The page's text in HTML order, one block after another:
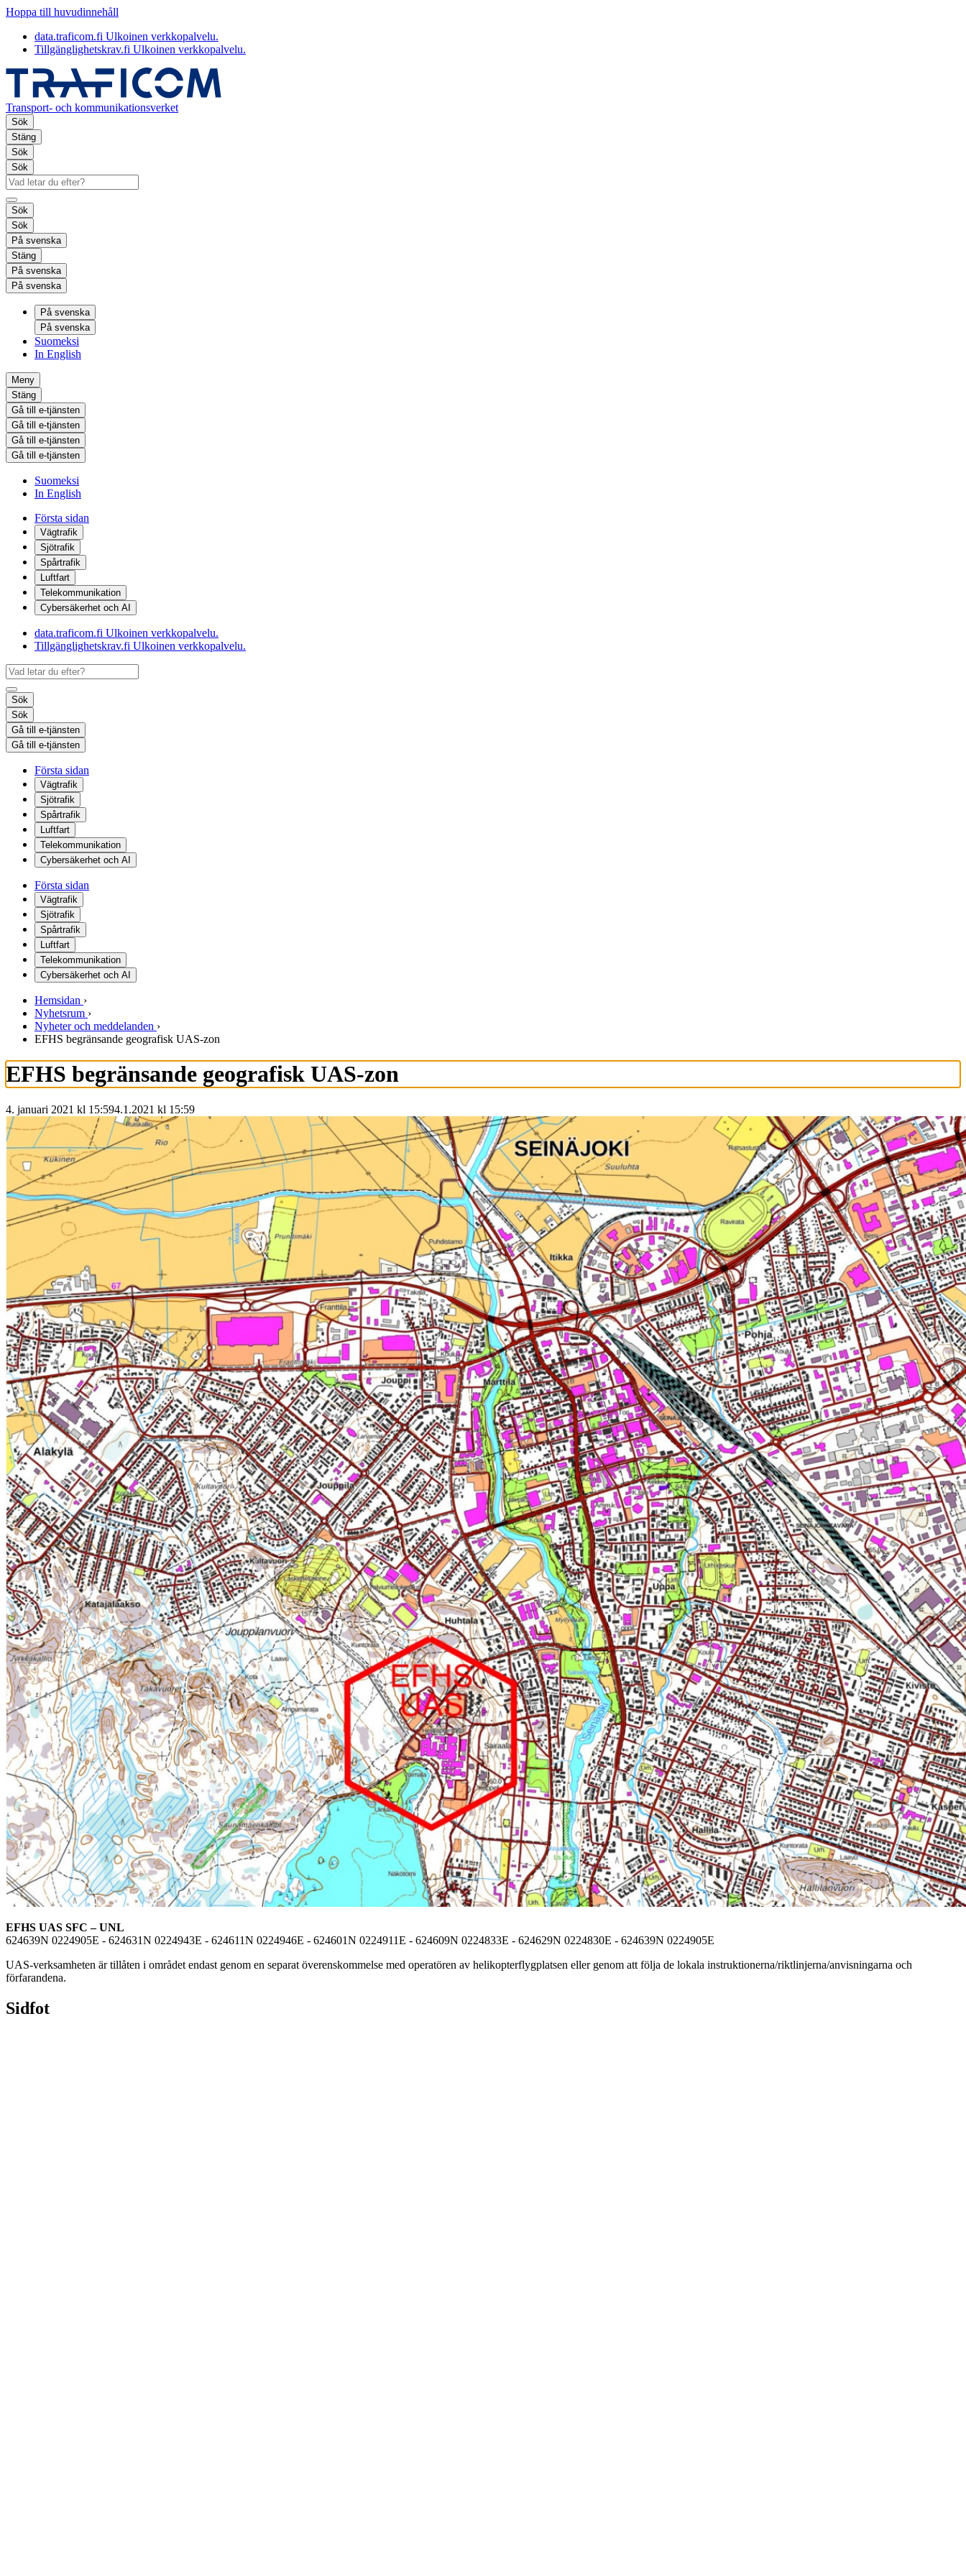
Hoppa till huvudinnehåll
data.traficom.fi Ulkoinen verkkopalvelu.
Tillgänglighetskrav.fi Ulkoinen verkkopalvelu.
Transport- och kommunikationsverket
Sök
Stäng
Sök
Sök
Sök
Sök
På svenska
Stäng
På svenska
På svenska
På svenska
På svenska
Suomeksi
In English
Meny
Stäng
Gå till e-tjänsten
Gå till e-tjänsten
Gå till e-tjänsten
Gå till e-tjänsten
Suomeksi
In English
Första sidan
Vägtrafik
Sjötrafik
Spårtrafik
Luftfart
Telekommunikation
Cybersäkerhet och AI
data.traficom.fi Ulkoinen verkkopalvelu.
Tillgänglighetskrav.fi Ulkoinen verkkopalvelu.
Sök
Sök
Gå till e-tjänsten
Gå till e-tjänsten
Första sidan
Vägtrafik
Sjötrafik
Spårtrafik
Luftfart
Telekommunikation
Cybersäkerhet och AI
Första sidan
Vägtrafik
Sjötrafik
Spårtrafik
Luftfart
Telekommunikation
Cybersäkerhet och AI
Hemsidan ›
Nyhetsrum ›
Nyheter och meddelanden ›
EFHS begränsande geografisk UAS-zon
EFHS begränsande geografisk UAS-zon
4. januari 2021 kl 15:594.1.2021 kl 15:59
EFHS UAS SFC – UNL
624639N 0224905E - 624631N 0224943E - 624611N 0224946E - 624601N 0224911E - 624609N 0224833E - 624629N 0224830E - 624639N 0224905E
UAS-verksamheten är tillåten i området endast genom en separat överenskommelse med operatören av helikopterflygplatsen eller genom att följa de lokala instruktionerna/riktlinjerna/anvisningarna och
förfarandena.
Sidfot